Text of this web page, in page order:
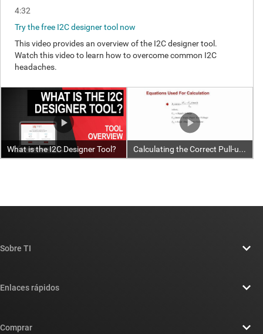
Sobre TI
Sala de redacción
Enlaces rápidos
Comprar